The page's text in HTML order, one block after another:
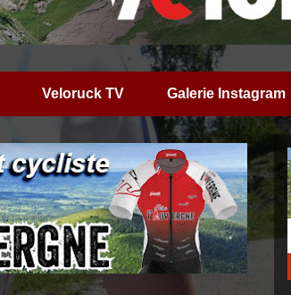
Veloruck TV Galerie Instagram